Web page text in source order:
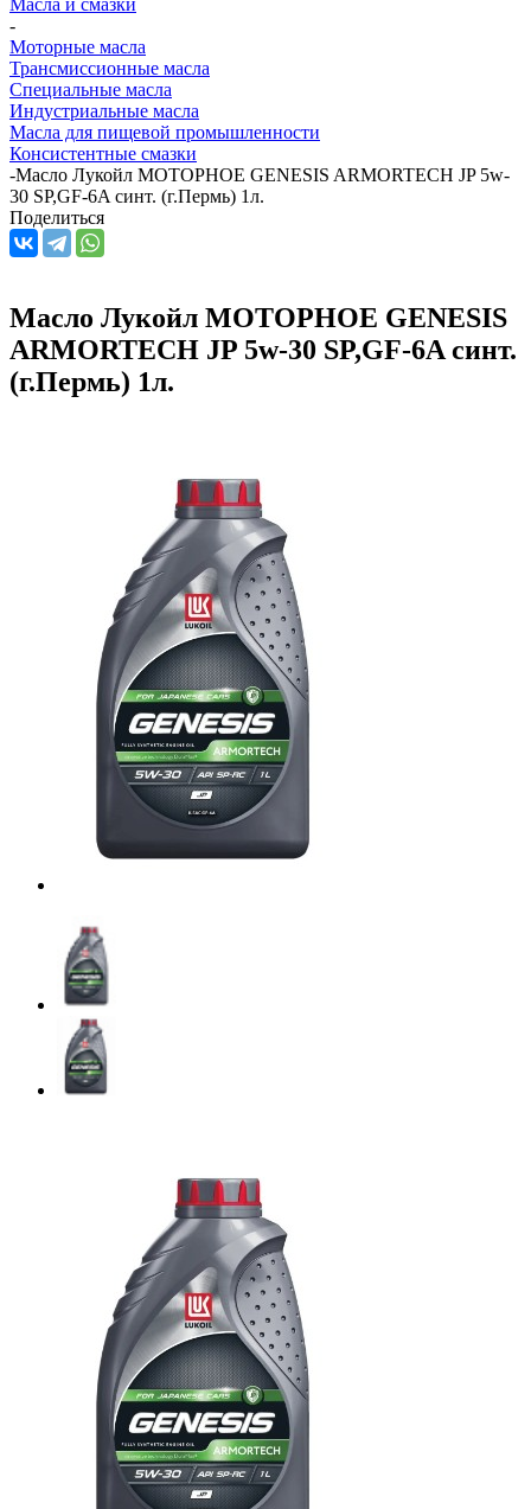
-
Моторные масла
Трансмиссионные масла
Специальные масла
Индустриальные масла
Масла для пищевой промышленности
Консистентные смазки
-Масло Лукойл МОТОРНОЕ GENESIS ARMORTECH JP 5w-
30 SP,GF-6A синт. (г.Пермь) 1л.
Поделиться
Масло Лукойл МОТОРНОЕ GENESIS
ARMORTECH JP 5w-30 SP,GF-6A синт.
(г.Пермь) 1л.